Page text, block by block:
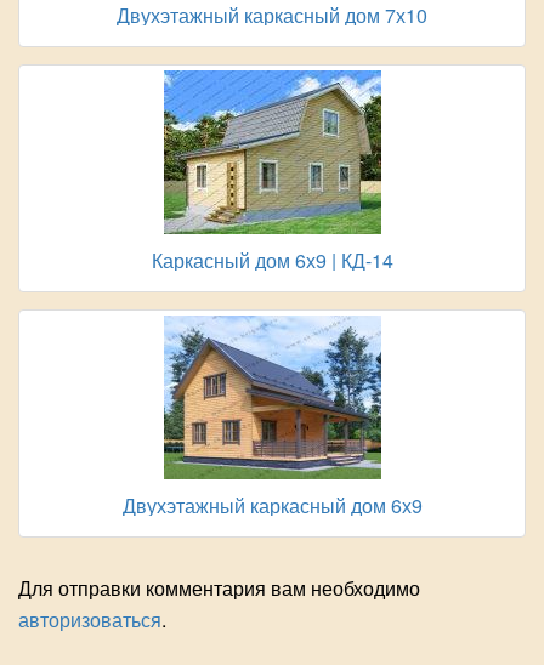
Двухэтажный каркасный дом 7х10
Каркасный дом 6х9 | КД-14
Двухэтажный каркасный дом 6х9
Для отправки комментария вам необходимо
авторизоваться.